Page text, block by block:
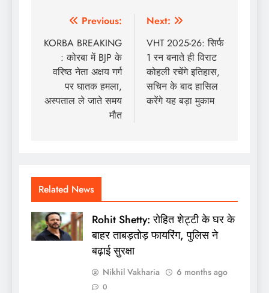
Post
navigation
Previous:
KORBA BREAKING
: कोरबा में BJP के
वरिष्ठ नेता अक्षय गर्ग
पर घातक हमला,
अस्पताल ले जाते समय
मौत
Next:
VHT 2025-26: सिर्फ
1 रन बनाते ही विराट
कोहली रचेंगे इतिहास,
सचिन के बाद हासिल
करेंगे यह बड़ा मुकाम
Related News
Rohit Shetty: रोहित शेट्टी के घर के
बाहर ताबड़तोड़ फायरिंग, पुलिस ने
बढ़ाई सुरक्षा
Nikhil Vakharia 6 months ago
0